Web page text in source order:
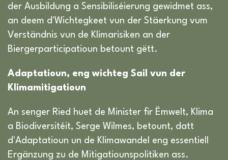
der Ausbildung a Sensibiliséierung gewidmet ass,
an deem d'Wichtegkeet vun der Stäerkung vum
Verständnis vun de Klimarisiken an der
Biergerparticipatioun betount gëtt.
Adaptatioun, eng wichteg Sail vun der
Klimamitigatioun
An senger Ried huet de Minister fir Ëmwelt, Klima
a Biodiversitéit, Serge Wilmes, betount, datt
d'Adaptatioun un de Klimawandel eng essentiell
Ergänzung zu de Mitigatiounspolitiken ass.